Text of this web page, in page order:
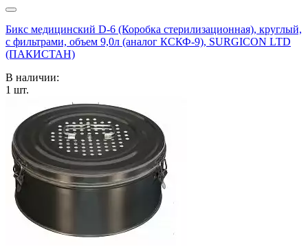
Бикс медицинский D-6 (Коробка стерилизационная), круглый,
с фильтрами, объем 9,0л (аналог КСКФ-9), SURGICON LTD
(ПАКИСТАН)
В наличии:
1 шт.